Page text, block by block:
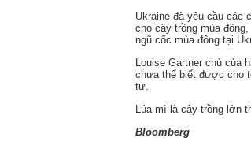
Ukraine đã yêu cầu các
cho cây trồng mùa
ngũ cốc mùa đông tại
Louise Gartner chủ của
chưa thể biết được cho
tư.
Lúa mì là cây trồng lớn
Bloomberg